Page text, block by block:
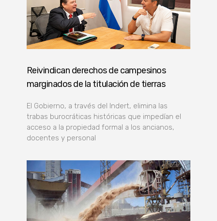
Reivindican derechos de campesinos
marginados de la titulación de tierras
El Gobierno, a través del Indert, elimina las
trabas burocráticas históricas que impedían el
acceso a la propiedad formal a los ancianos,
docentes y personal